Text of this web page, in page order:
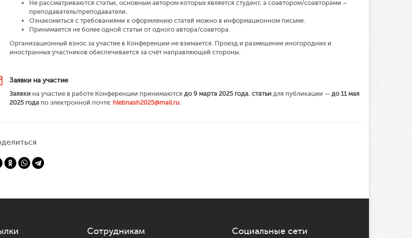
Не рассматриваются статьи, основным автором которых является студент, а соавтором/соавторами –
преподаватель/преподаватели.
Ознакомиться с требованиями к оформлению статей можно в информационном письме.
Принимается не более одной статьи от одного автора/соавтора.
Организационный взнос за участие в Конференции не взимается. Проезд и размещение иногородних и
иностранных участников обеспечивается за счёт направляющей стороны.
Заявки на участие
Зaявки нa yчacтиe в paбoтe Koнфepeнции пpинимaютcя дo 9 мapтa 2025 гoдa, стaтьи для пyбликaции — дo 11 мая
2025 гoдa пo элeктpoннoй пoчтe: hlebnash2025@mail.ru
Сотрудникам Социальные сети